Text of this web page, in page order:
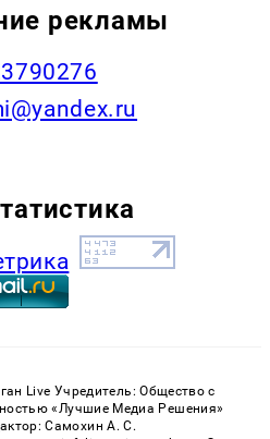
рекламы
Live Учредитель: Общество с
«Лучшие Медиа Решения»
Самохин А. С.